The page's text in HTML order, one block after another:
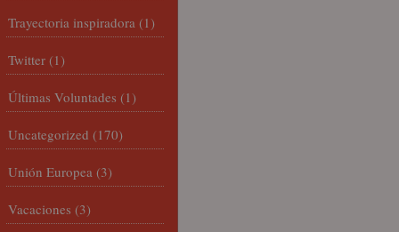
Trayectoria inspiradora (1)
Twitter (1)
Últimas Voluntades (1)
Uncategorized (170)
Unión Europea (3)
Vacaciones (3)